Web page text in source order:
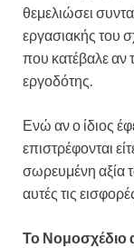
θεμελιώσει
εργασιακής του
που κατέβαλε αν
εργοδότης.
Ενώ αν ο ίδιος
επιστρέφονται
σωρευμένη αξία
αυτές τις
Το Νομοσχέδιο